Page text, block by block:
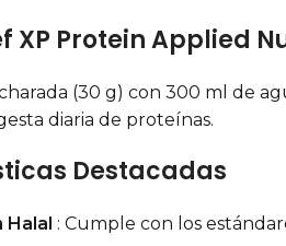
XP Protein Applied
(30 g) con 300 ml de
diaria de proteínas.
Destacadas
Halal : Cumple con los